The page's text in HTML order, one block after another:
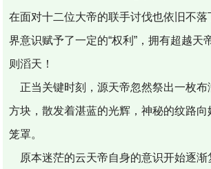
在面对十二位大帝的联手讨伐也依旧不
界意识赋予了一定的“权利”，拥有超越天
则滔天！
正当关键时刻，源天帝忽然祭出一枚布
方块，散发着湛蓝的光辉，神秘的纹路
笼罩。
原本迷茫的云天帝自身的意识开始逐渐